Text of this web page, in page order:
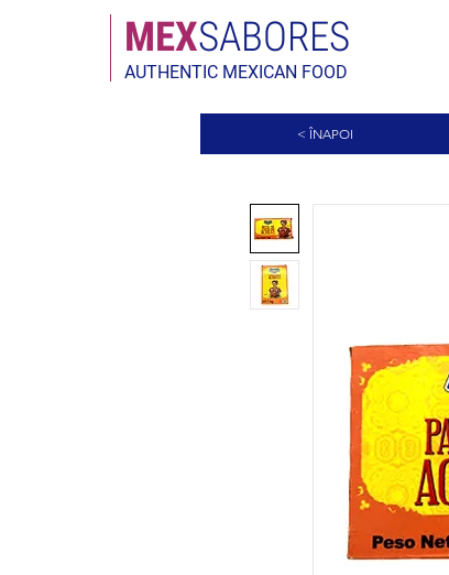
MEXSABORES
AUTHENTIC MEXICAN FOOD
< ÎNAPOI